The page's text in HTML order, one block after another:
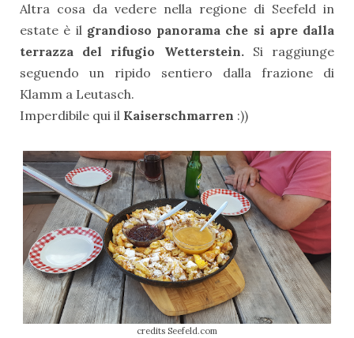
Altra cosa da vedere nella regione di Seefeld in
estate è il grandioso panorama che si apre dalla
terrazza del rifugio Wetterstein. Si raggiunge
seguendo un ripido sentiero dalla frazione di
Klamm a Leutasch.
Imperdibile qui il Kaiserschmarren :))
credits Seefeld.com